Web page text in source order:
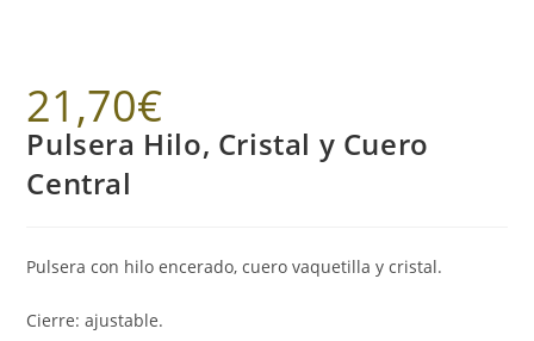
21,70€
Pulsera Hilo, Cristal y Cuero
Central
Pulsera con hilo encerado, cuero vaquetilla y cristal.
Cierre: ajustable.